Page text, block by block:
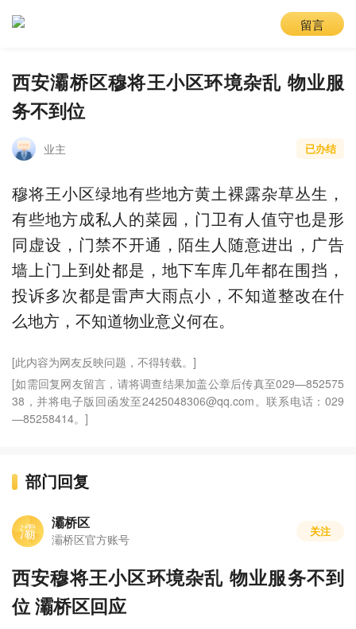
留言
西安灞桥区穆将王小区环境杂乱 物业服
务不到位
业主 已办结
穆将王小区绿地有些地方黄土裸露杂草丛生，
有些地方成私人的菜园，门卫有人值守也是形
同虚设，门禁不开通，陌生人随意进出，广告
墙上门上到处都是，地下车库几年都在围挡，
投诉多次都是雷声大雨点小，不知道整改在什
么地方，不知道物业意义何在。
[此内容为网友反映问题，不得转载。]
[如需回复网友留言，请将调查结果加盖公章后传真至029—852575
38，并将电子版回函发至2425048306@qq.com。联系电话：029
—85258414。]
部门回复
灞 灞桥区
灞桥区官方账号
关注
西安穆将王小区环境杂乱 物业服务不到
位 灞桥区回应